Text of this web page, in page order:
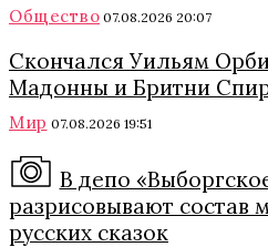
Общество 07.08.2026 20:07
Скончался Уильям
Мадонны и Бритни
Мир 07.08.2026 19:51
В депо
разрисовывают состав
русских сказок